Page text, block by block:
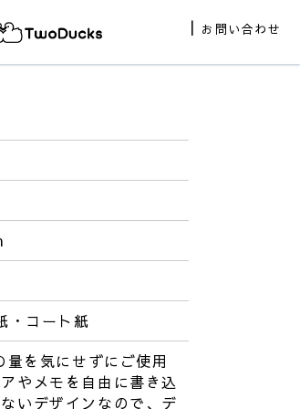
お問い合わせ
・コート紙
を気にせずにご使用
やメモを自由に書き込
いデザインなので、デ